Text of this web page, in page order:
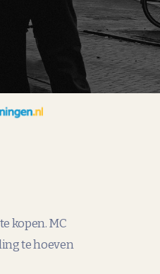
kopen. MC
te hoeven